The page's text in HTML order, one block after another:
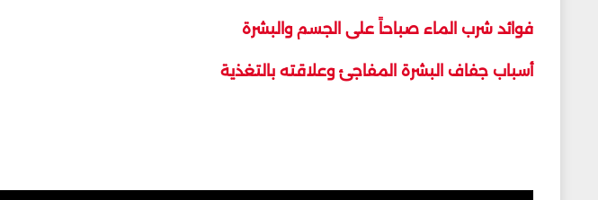
فوائد شرب الماء صباحاً على الجسم والبشرة
أسباب جفاف البشرة المفاجئ وعلاقته بالتغذية